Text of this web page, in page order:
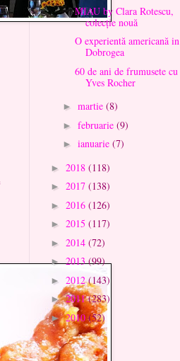
MIAU by Clara Rotescu,
colecție nouă
O experientă americană in
Dobrogea
60 de ani de frumusete cu
Yves Rocher
► martie (8)
► februarie (9)
► ianuarie (7)
► 2018 (118)
► 2017 (138)
► 2016 (126)
► 2015 (117)
► 2014 (72)
►2013(99)
► 2012(143)
►2011(283)
►2010(52)